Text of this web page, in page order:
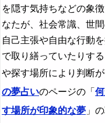
を隠す気持ちなどの象
なたが、社会常識、世
自己主張や自由な行動
で取り繕っていたりす
や探す場所により判断
の夢占いのページの「
す場所が印象的な夢 」